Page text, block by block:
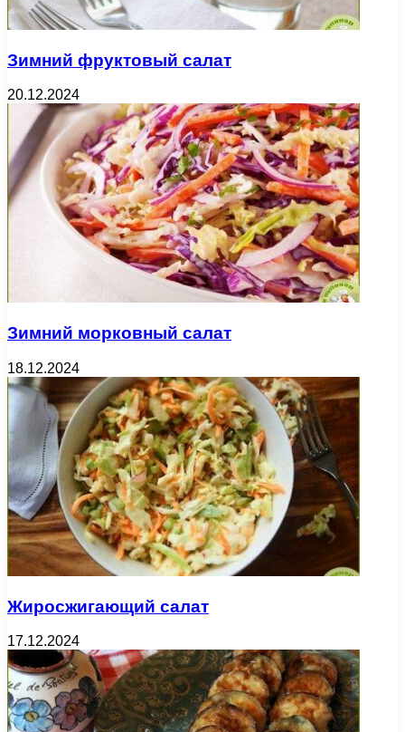
Зимний фруктовый салат
20.12.2024
Зимний морковный салат
18.12.2024
Жиросжигающий салат
17.12.2024